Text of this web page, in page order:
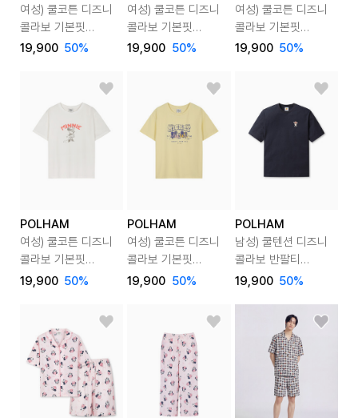
여성) 쿨코튼 디즈니
콜라보 기본핏
반팔티
19,900 50%
여성) 쿨코튼 디즈니
콜라보 기본핏
반팔티
19,900 50%
여성) 쿨코튼 디즈니
콜라보 기본핏
반팔티
19,900 50%
POLHAM
여성) 쿨코튼 디즈니
콜라보 기본핏
반팔티
19,900 50%
POLHAM
여성) 쿨코튼 디즈니
콜라보 기본핏
반팔티
19,900 50%
POLHAM
남성) 쿨텐션 디즈니
콜라보 반팔티
(토이스토리)
19,900 50%